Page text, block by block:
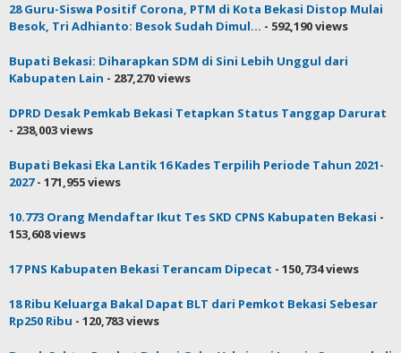
28 Guru-Siswa Positif Corona, PTM di Kota Bekasi Distop Mulai
Besok, Tri Adhianto: Besok Sudah Dimul... - 592,190 views
Bupati Bekasi: Diharapkan SDM di Sini Lebih Unggul dari
Kabupaten Lain - 287,270 views
DPRD Desak Pemkab Bekasi Tetapkan Status Tanggap Darurat
- 238,003 views
Bupati Bekasi Eka Lantik 16 Kades Terpilih Periode Tahun 2021-
2027- 171,955 views
10.773 Orang Mendaftar Ikut Tes SKD CPNS Kabupaten Bekasi -
153,608 views
17 PNS Kabupaten Bekasi Terancam Dipecat - 150,734 views
18 Ribu Keluarga Bakal Dapat BLT dari Pemkot Bekasi Sebesar
Rp250 Ribu - 120,783 views